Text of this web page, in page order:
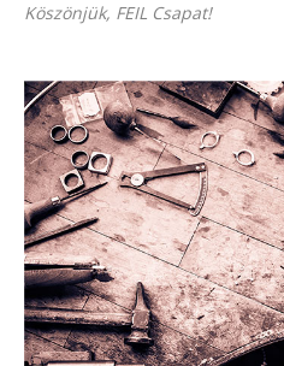
Köszönjük, FEIL Csapat!